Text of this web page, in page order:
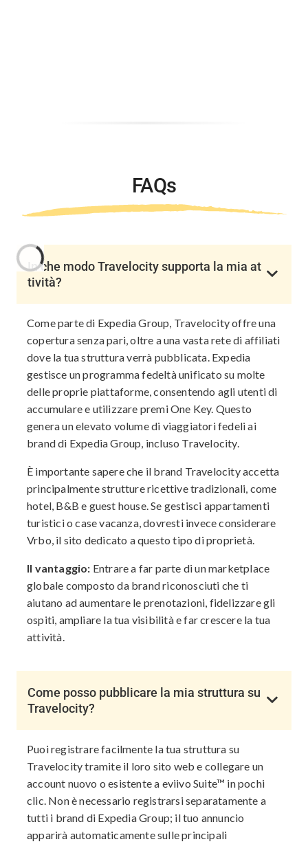
FAQs
In che modo Travelocity supporta la mia at
tività?
Come parte di Expedia Group, Travelocity offre una
copertura senza pari, oltre a una vasta rete di affiliati
dove la tua struttura verrà pubblicata. Expedia
gestisce un programma fedeltà unificato su molte
delle proprie piattaforme, consentendo agli utenti di
accumulare e utilizzare premi One Key. Questo
genera un elevato volume di viaggiatori fedeli ai
brand di Expedia Group, incluso Travelocity.
È importante sapere che il brand Travelocity accetta
principalmente strutture ricettive tradizionali, come
hotel, B&B e guest house. Se gestisci appartamenti
turistici o case vacanza, dovresti invece considerare
Vrbo, il sito dedicato a questo tipo di proprietà.
Il vantaggio: Entrare a far parte di un marketplace
globale composto da brand riconosciuti che ti
aiutano ad aumentare le prenotazioni, fidelizzare gli
ospiti, ampliare la tua visibilità e far crescere la tua
attività.
Come posso pubblicare la mia struttura su
Travelocity?
Puoi registrare facilmente la tua struttura su
Travelocity tramite il loro sito web e collegare un
account nuovo o esistente a eviivo Suite™ in pochi
clic. Non è necessario registrarsi separatamente a
tutti i brand di Expedia Group; il tuo annuncio
apparirà automaticamente sulle principali